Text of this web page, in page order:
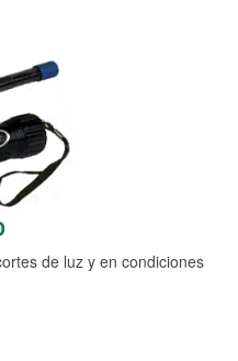
de luz y en condiciones